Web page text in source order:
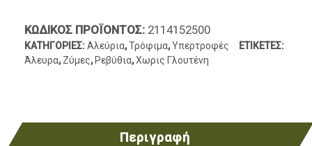
ΚΩΔΙΚΌΣ ΠΡΟΪΌΝΤΟΣ: 2114152500
ΚΑΤΗΓΟΡΊΕΣ:Αλεύρια,Τρόφιμα,Υπερτροφές
ΕΤΙΚΈΤΕΣ:
Άλευρα,Ζύμες, Ρεβύθια,Χωρις Γλουτένη
Περιγραφή